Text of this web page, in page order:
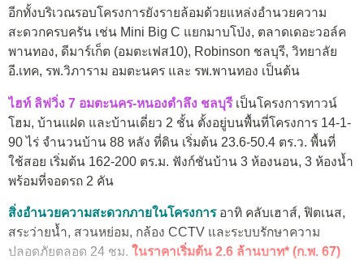
อีกทั้งบริเวณรอบโครงการยังรายล้อมด้วยแหล่งอำนวยความ
สะดวกครบครัน เช่น Mini Big C แยกมาบโป่ง, ตลาดเดอะวอล์ค
พานทอง, ดีมาร์เก็ต (อมตะเฟส10), Robinson ชลบุรี, วิทยาลัย
อี.เทค, รพ.วิภาราม อมตะนคร และ รพ.พานทอง เป็นต้น
ไฮท์ ลิฟวิ่ง 7 อมตะนคร-หนองตำลึง ชลบุรี เป็นโครงการทาวน์
โฮม, บ้านแฝด และบ้านเดี่ยว 2 ชั้น ตั้งอยู่บนพื้นที่โครงการ 14-1-
90 ไร่ จำนวนบ้าน 88 หลัง ที่ดิน เริ่มต้น 23.6-50.4 ตร.ว. พื้นที่
ใช้สอย เริ่มต้น 162-200 ตร.ม. ฟังก์ชันบ้าน 3 ห้องนอน, 3 ห้องน้ำ
พร้อมที่จอดรถ 2 คัน
สิ่งอำนวยความสะดวกภายในโครงการ อาทิ คลับเฮาส์, ฟิตเนส,
สระว่ายน้ำ, สวนหย่อม, กล้อง CCTV และระบบรักษาความ
ปลอดภัยตลอด 24 ชม. ในราคาเริ่มต้น 2.6 ล้านบาท* (ก.พ. 67)